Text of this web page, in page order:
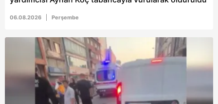
06.08.2026 Perşembe